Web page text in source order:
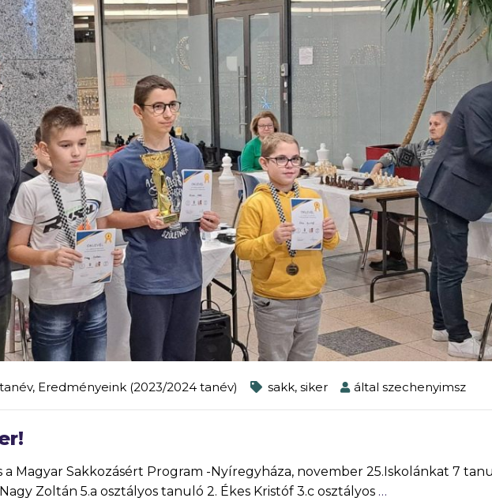
, Eredményeink (2023/2024 tanév) sakk, siker által szechenyimsz
a Magyar Sakkozásért Program -Nyíregyháza, november 25.Iskolánkat 7
Zoltán 5.a osztályos tanuló 2. Ékes Kristóf 3.c osztályos …